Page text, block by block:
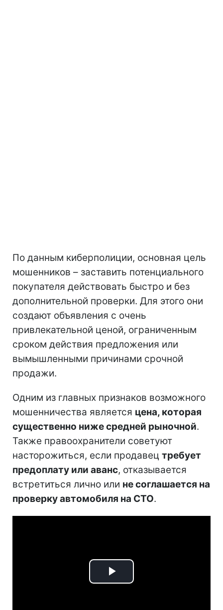
По данным киберполиции, основная цель
мошенников – заставить потенциального
покупателя действовать быстро и без
дополнительной проверки. Для этого они
создают объявления с очень
привлекательной ценой, ограниченным
сроком действия предложения или
вымышленными причинами срочной
продажи.
Одним из главных признаков возможного
мошенничества является цена, которая
существенно ниже средней рыночной.
Также правоохранители советуют
насторожиться, если продавец требует
предоплату или аванс, отказывается
встретиться лично или не соглашается на
проверку автомобиля на СТО.
Play